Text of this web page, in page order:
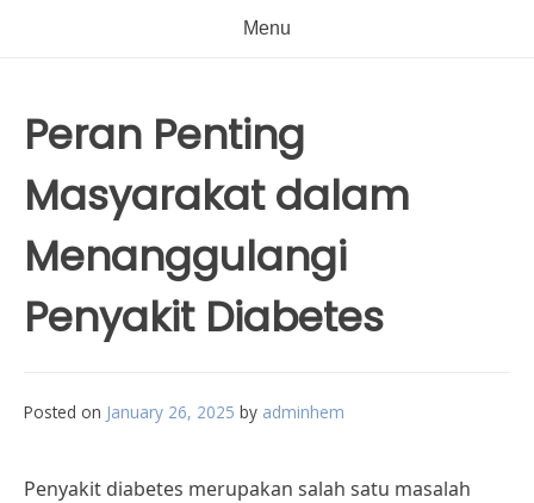
Menu
Peran Penting
Masyarakat dalam
Menanggulangi
Penyakit Diabetes
Posted on January 26, 2025 by adminhem
Penyakit diabetes merupakan salah satu masalah